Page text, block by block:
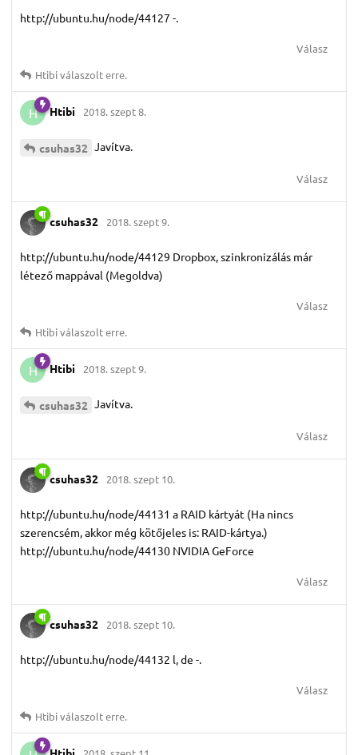
http://ubuntu.hu/node/44127 -.
Válasz
Htibiválaszolt erre.
H Htibi 2018. szept 8.
csuhas32 Javítva.
Válasz
csuhas32 2018. szept 9.
http://ubuntu.hu/node/44129 Dropbox, szinkronizálás már
létező mappával (Megoldva)
Válasz
Htibiválaszolt erre.
H Htibi 2018. szept 9.
csuhas32 Javítva.
Válasz
csuhas32 2018. szept 10.
http://ubuntu.hu/node/44131 a RAID kártyát (Ha nincs
szerencsém, akkor még kötőjeles is: RAID-kártya.)
http://ubuntu.hu/node/44130 NVIDIA GeForce
Válasz
csuhas32 2018. szept 10.
http://ubuntu.hu/node/44132 l, de -.
Válasz
Htibiválaszolt erre.